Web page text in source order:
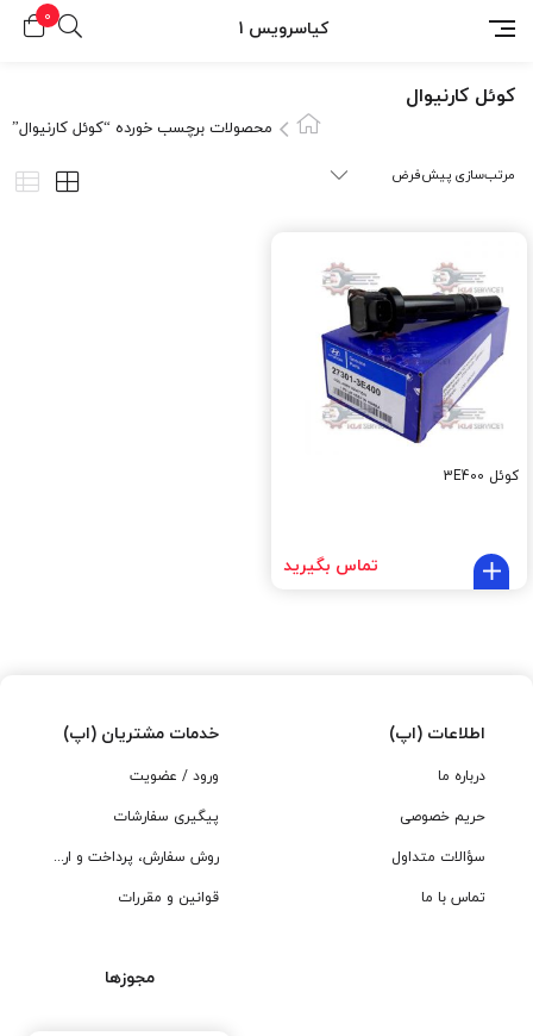
کیاسرویس 1
0
کوئل کارنیوال
محصولات برچسب خورده “کوئل کارنیوال”
کوئل 3E400
تماس بگیرید
اطلاعات (اپ)
درباره ما
حریم خصوصی
سؤالات متداول
تماس با ما
خدمات مشتریان (اپ)
ورود / عضویت
پیگیری سفارشات
روش سفارش، پرداخت و ارسال
قوانین و مقررات
مجوزها